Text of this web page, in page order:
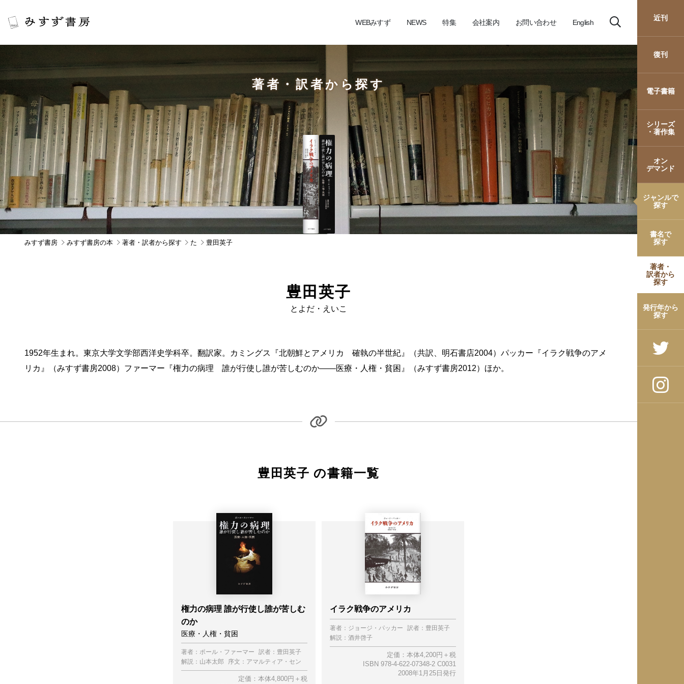
WEBみすず NEWS 特集 会社案内 お問い合わせ English
近刊
復刊
電子書籍
シリーズ
・著作集
オン
デマンド
ジャンルで
探す
書名で
探す
著者・
訳者から
探す
発行年から
探す
著者・訳者から探す
みすず書房 みすず書房の本 著者・訳者から探す た 豊田英子
豊田英子
とよだ・えいこ
1952年生まれ。東京大学文学部西洋史学科卒。翻訳家。カミングス『北朝鮮とアメリカ 確執の半世紀』（共訳、明石書店2004）パッカー『イラク戦争のアメ
リカ』（みすず書房2008）ファーマー『権力の病理 誰が行使し誰が苦しむのか——医療・人権・貧困』（みすず書房2012）ほか。
豊田英子 の書籍一覧
権力の病理 誰が行使し誰が苦しむ
のか
医療・人権・貧困
著者： ポール・ファーマー 訳者： 豊田英子
解説： 山本太郎 序文： アマルティア・セン
定価：本体4,800円＋税
イラク戦争のアメリカ
著者： ジョージ・パッカー 訳者： 豊田英子
解説：酒井啓子
定価：本体4,200円＋税
ISBN 978-4-622-07348-2 C0031
2008年1月25日発行